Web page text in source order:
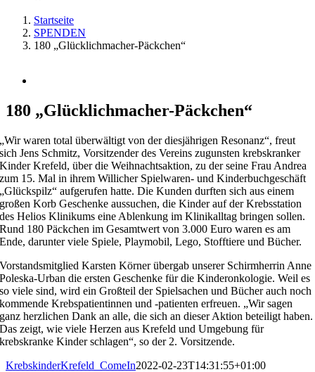
Startseite
SPENDEN
180 „Glücklichmacher-Päckchen“
Bild
180 „Glücklichmacher-Päckchen“
„Wir waren total überwältigt von der diesjährigen Resonanz“, freut
sich Jens Schmitz, Vorsitzender des Vereins zugunsten krebskranker
Kinder Krefeld, über die Weihnachtsaktion, zu der seine Frau Andrea
zum 15. Mal in ihrem Willicher Spielwaren- und Kinderbuchgeschäft
„Glückspilz“ aufgerufen hatte. Die Kunden durften sich aus einem
großen Korb Geschenke aussuchen, die Kinder auf der Krebsstation
des Helios Klinikums eine Ablenkung im Klinikalltag bringen sollen.
Rund 180 Päckchen im Gesamtwert von 3.000 Euro waren es am
Ende, darunter viele Spiele, Playmobil, Lego, Stofftiere und Bücher.
Vorstandsmitglied Karsten Körner übergab unserer Schirmherrin Anne
Poleska-Urban die ersten Geschenke für die Kinderonkologie. Weil es
so viele sind, wird ein Großteil der Spielsachen und Bücher auch noch
kommende Krebspatientinnen und -patienten erfreuen. „Wir sagen
ganz herzlichen Dank an alle, die sich an dieser Aktion beteiligt haben.
Das zeigt, wie viele Herzen aus Krefeld und Umgebung für
krebskranke Kinder schlagen“, so der 2. Vorsitzende.
KrebskinderKrefeld_ComeIn2022-02-23T14:31:55+01:00